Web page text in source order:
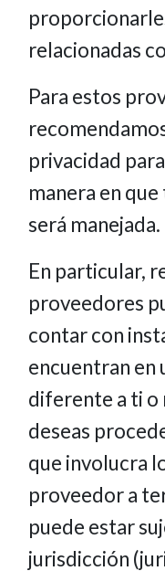
relacionadas
Para estos
privacidad
manera en
será manejada.
En particular,
proveedores
contar con
encuentran en
diferente a ti o
deseas
que involucra
proveedor a
puede estar
jurisdicción